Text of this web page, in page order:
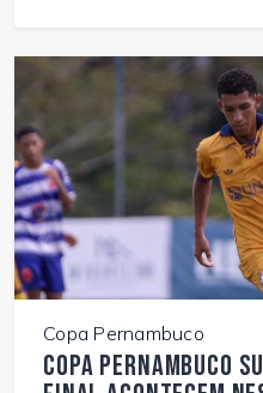
Copa Pernambuco
Copa Pernambuco